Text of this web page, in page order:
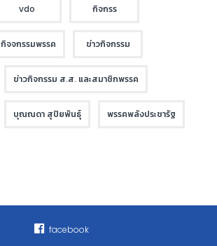
vdo กิจกรร
กิจจกรรมพรรค ข่าวกิจกรรม
ข่าวกิจกรรม ส.ส. และสมาชิกพรรค
บุณณดา สุปิยพันธุ์ พรรคพลังประชารัฐ
facebook